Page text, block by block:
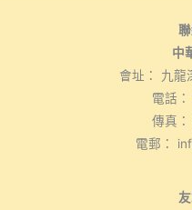
中
會址： 九龍
電話
傳真
電郵：